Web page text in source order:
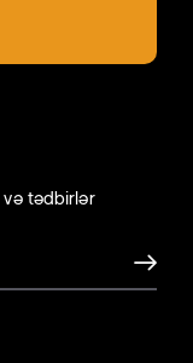
və tədbirlər
Göndər